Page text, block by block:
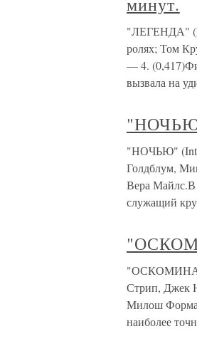
"ЛЕГЕНДА"
ролях; Том
— 4.
вызвала на
"НОЧЬЮ"
Голдблум,
Вера
служащий
"ОСКОМИНА"
Стрип, Джек
Милош
наиболее